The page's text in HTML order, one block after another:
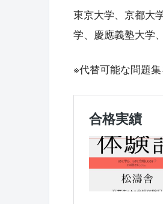
東京大学、京都大
学、慶應義塾大学
※代替可能な問題集